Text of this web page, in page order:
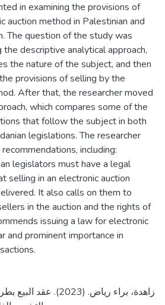
in examining the provisions of
auction method in Palestinian and
The question of the study was
descriptive analytical approach,
the nature of the subject, and then
provisions of selling by the
After that, the researcher moved
which compares some of the
that follow the subject in both
legislations. The researcher
including:
legislators must have a legal
selling in an electronic auction
It also calls on them to
in the auction and the rights of
issuing a law for electronic
and prominent importance in
زاهدة، براء رياض.